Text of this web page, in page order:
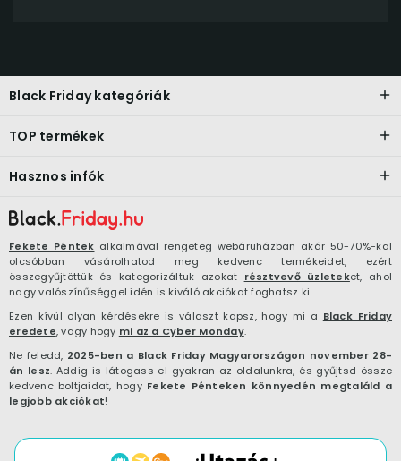
Fekete Péntek alkalmával rengeteg webáruházban akár 50-70%-kal
olcsóbban vásárolhatod meg kedvenc termékeidet, ezért
összegyűjtöttük és kategorizáltuk azokat résztvevő üzleteket, ahol
nagy valószínűséggel idén is kiváló akciókat foghatsz ki.
Ezen kívül olyan kérdésekre is választ kapsz, hogy mi a Black Friday
eredete, vagy hogy mi az a Cyber Monday.
Ne feledd, 2025-ben a Black Friday Magyarországon november 28-
án lesz. Addig is látogass el gyakran az oldalunkra, és gyűjtsd össze
kedvenc boltjaidat, hogy Fekete Pénteken könnyedén megtaláld a
legjobb akciókat!
Black Friday kategóriák
TOP termékek
Hasznos infók